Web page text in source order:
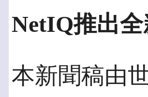
NetIQ推出全
本新聞稿由